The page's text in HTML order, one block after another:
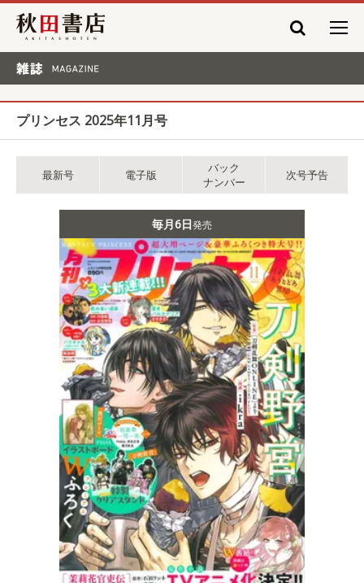
秋田書店
プリンセス 2025年11月号
最新号 電子版
バック
ナンバー
次号予告
毎月6日発売